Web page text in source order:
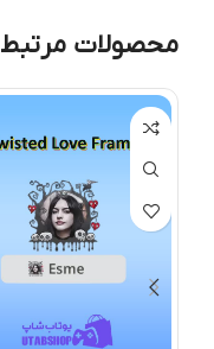
محصولات مرتبط